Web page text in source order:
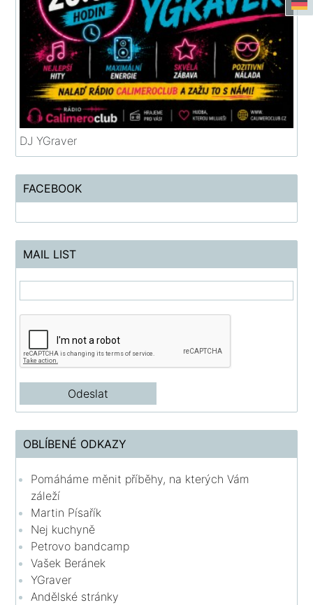
DJ YGraver
FACEBOOK
MAIL LIST
OBLÍBENÉ ODKAZY
Pomáháme měnit příběhy, na kterých Vám
záleží
Martin Písařík
Nej kuchyně
Petrovo bandcamp
Vašek Beránek
YGraver
Andělské stránky